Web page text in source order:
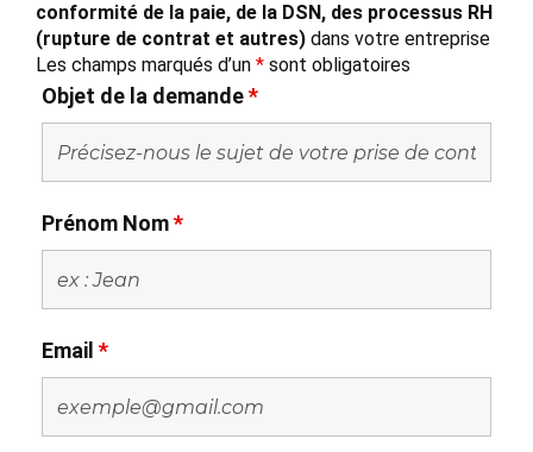
conformité de la paie, de la DSN, des processus RH
(rupture de contrat et autres) dans votre entreprise
Les champs marqués d’un * sont obligatoires
Objet de la demande*
Prénom Nom*
Email *